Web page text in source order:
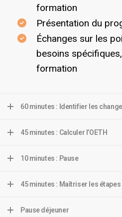
formation
Présentation du
Échanges sur les
besoins
formation
60 minutes : Identifier les
45 minutes : Calculer l’OETH
10 minutes : Pause
45 minutes : Maîtriser les étapes
Pause déjeuner